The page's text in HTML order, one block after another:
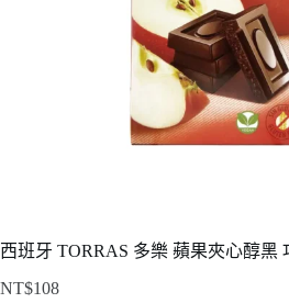
西班牙 TORRAS 多樂 蘋果夾心醇黑
NT$108